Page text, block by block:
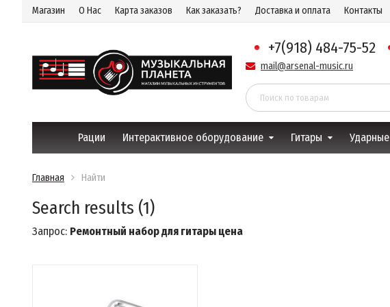
Магазин О Нас Карта заказов Как заказать? Доставка и оплата Контакты
+7(918) 484-75-52
mail@arsenal-music.ru
Рации Интерактивное оборудование Гитары Ударные
Главная Найти
Search results (1)
Запрос: Ремонтный набор для гитары цена